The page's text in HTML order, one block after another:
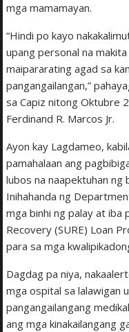
mga mamamayan.
“Hindi po kayo
upang personal na
maipararating agad sa
pangangailangan,”
sa Capiz nitong Oktubre
Ferdinand R. Marcos Jr.
Ayon kay Lagdameo,
pamahalaan ang
lubos na naapektuhan ng
Inihahanda ng
mga binhi ng palay at iba
Recovery (SURE) Loan
para sa mga
Dagdag pa niya,
mga ospital sa lalawigan
pangangailangang
ang mga kinakailangang